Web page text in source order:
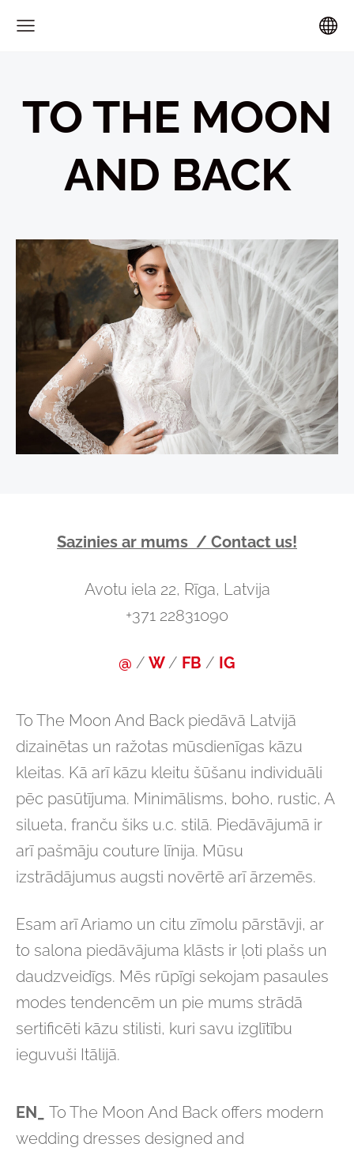
TO THE MOON
AND BACK
Sazinies ar mums / Contact us!
Avotu iela 22, Rīga, Latvija
+371 22831090
@ / W / FB / IG
To The Moon And Back piedāvā Latvijā
dizainētas un ražotas mūsdienīgas kāzu
kleitas. Kā arī kāzu kleitu šūšanu individuāli
pēc pasūtījuma. Minimālisms, boho, rustic, A
silueta, franču šiks u.c. stilā. Piedāvājumā ir
arī pašmāju couture līnija. Mūsu
izstrādājumus augsti novērtē arī ārzemēs.
Esam arī Ariamo un citu zīmolu pārstāvji, ar
to salona piedāvājuma klāsts ir ļoti plašs un
daudzveidīgs. Mēs rūpīgi sekojam pasaules
modes tendencēm un pie mums strādā
sertificēti kāzu stilisti, kuri savu izglītību
ieguvuši Itālijā.
EN_
To The Moon And Back offers modern
wedding dresses designed and